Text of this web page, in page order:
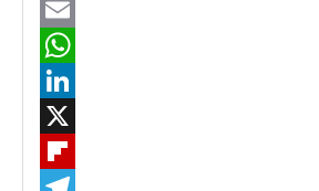
Mastodon
Email
WhatsApp
LinkedIn
Flipboard